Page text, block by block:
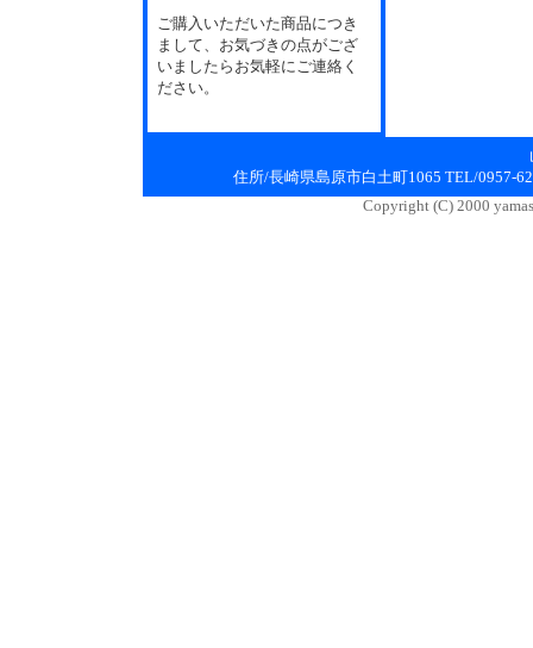
ご購入いただいた商品につき
まして、お気づきの点がござ
いましたらお気軽にご連絡く
ださい。
住所/長崎県島原市白土町1065 TEL/0957-
Copyright (C) 2000